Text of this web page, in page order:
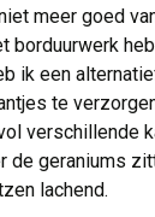
meer goed
borduurwerk
ik een
te
verschillende
de geraniums
lachend.